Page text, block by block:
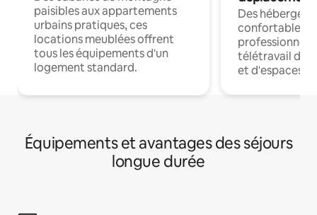
paisibles aux appartements
urbains pratiques, ces
locations meublées offrent
tous les équipements d'un
logement standard.
Des
confortables
professionnels
télétravail
et d'espaces
Équipements et avantages des séjours
longue durée